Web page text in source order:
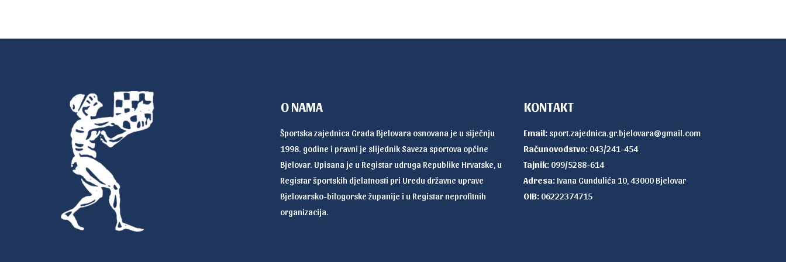
O NAMA
Športska zajednica Grada Bjelovara osnovana je u siječnju
1998. godine i pravni je slijednik Saveza sportova općine
Bjelovar. Upisana je u Registar udruga Republike Hrvatske, u
Registar športskih djelatnosti pri Uredu državne uprave
Bjelovarsko-bilogorske županije i u Registar neprofitnih
organizacija.
KONTAKT
Email: sport.zajednica.gr.bjelovara@gmail.com
Računovodstvo: 043/241-454
Tajnik: 099/5288-614
Adresa:Ivana Gundulića 10, 43000 Bjelovar
OIB:06222374715